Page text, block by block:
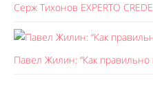
Серж Тихонов EXPERTO CREDE
Павел Жилин: “Как правильно